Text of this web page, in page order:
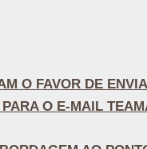
O FAVOR DE
O E-MAIL